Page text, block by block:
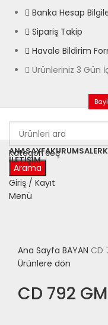
Banka Hesap
Sipariş Takip
Havale Bildirim
Ürünleriniz 3 Gün
Kategori seç
Arama
Giriş / Kayıt
Menü
ANASAYFAKURUMSAL
İLETIŞIM
Satıldı
Ana Sayfa BAYAN CD
Ürünlere dön
CD 792 GM